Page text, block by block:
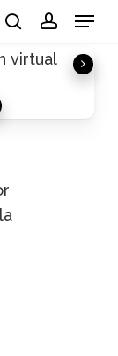
Menu
virtual